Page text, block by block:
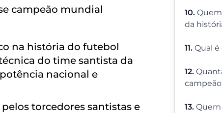
10.
da
11. Qual é
12.
13. Quem
campeão mundial
na história do futebol
do time santista da
nacional e
torcedores santistas e